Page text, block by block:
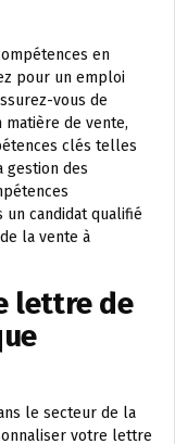
en
pour un emploi
vous de
de vente,
clés telles
gestion des
candidat qualifié
la vente à
lettre de
le secteur de la
votre lettre